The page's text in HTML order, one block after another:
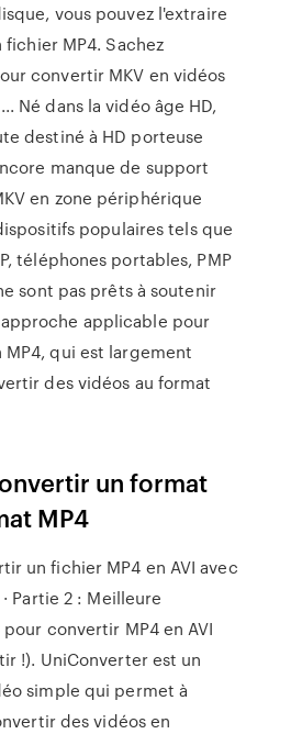
vous pouvez l'extraire
MP4. Sachez
convertir MKV en vidéos
Né dans la vidéo âge HD,
destiné à HD porteuse
manque de support
en zone périphérique
populaires tels que
téléphones portables, PMP
sont pas prêts à soutenir
approche applicable pour
qui est largement
des vidéos au format
un format
MP4
un fichier MP4 en AVI avec
· Partie 2 : Meilleure
convertir MP4 en AVI
!). UniConverter est un
simple qui permet à
des vidéos en